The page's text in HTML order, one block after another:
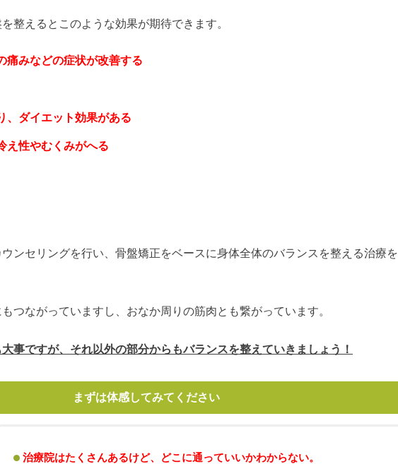
整えるとこのような効果が期待できます。
痛みなどの症状が改善する
、ダイエット効果がある
え性やむくみがへる
ンセリングを行い、骨盤矯正をベースに身体全体のバランスを整える治療を
つながっていますし、おなか周りの筋肉とも繋がっています。
事ですが、それ以外の部分からもバランスを整えていきましょう！
まずは体感してみてください
治療院はたくさんあるけど、どこに通っていいかわからない。